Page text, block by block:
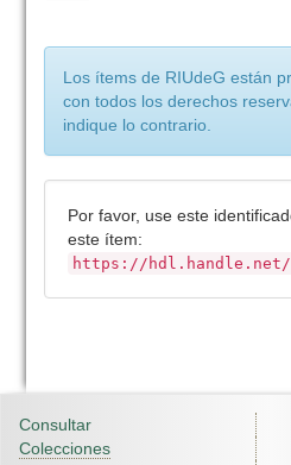
Los ítems de RIUdeG están
con todos los derechos
indique lo contrario.
Por favor, use este
este ítem:
https://hdl.handle.net/
Consultar
Colecciones